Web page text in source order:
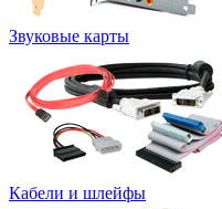
Звуковые карты
Кабели и шлейфы